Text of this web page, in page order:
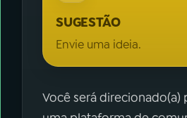
SUGESTÃO
Envie uma ideia.
Você será direcionado(a)